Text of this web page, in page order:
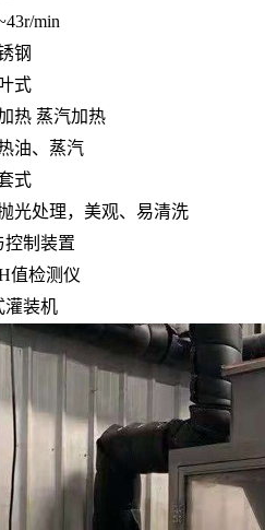
min
钢
式
热 蒸汽加热
油、蒸汽
式
光处理，美观、易清洗
控制装置
值检测仪
灌装机